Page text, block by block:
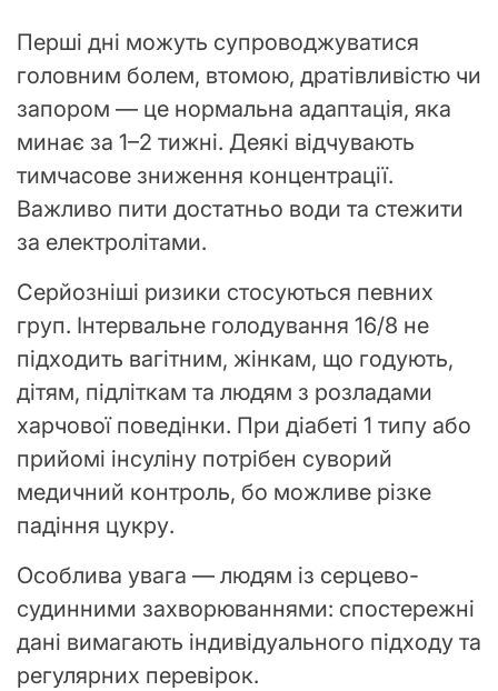
Перші дні можуть супроводжуватися
головним болем, втомою, дратівливістю чи
запором — це нормальна адаптація, яка
минає за 1–2 тижні. Деякі відчувають
тимчасове зниження концентрації.
Важливо пити достатньо води та стежити
за електролітами.
Серйозніші ризики стосуються певних
груп. Інтервальне голодування 16/8 не
підходить вагітним, жінкам, що годують,
дітям, підліткам та людям з розладами
харчової поведінки. При діабеті 1 типу або
прийомі інсуліну потрібен суворий
медичний контроль, бо можливе різке
падіння цукру.
Особлива увага — людям із серцево-
судинними захворюваннями: спостережні
дані вимагають індивідуального підходу та
регулярних перевірок.